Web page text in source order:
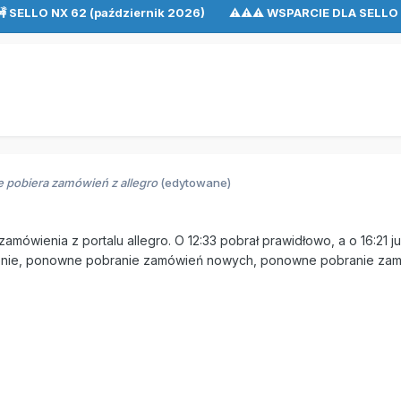
SELLO NX 62 (październik 2026) ⚠⚠⚠ WSPARCIE DLA
pobiera zamówień z allegro (edytowane)
z portalu allegro. O 12:33 pobrał prawidłowo, a o 16:21
ponowne pobranie zamówień nowych, ponowne pobranie